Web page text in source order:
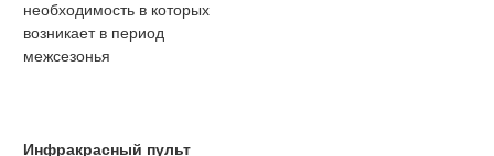
необходимость в которых
возникает в период
межсезонья
Инфракрасный пульт